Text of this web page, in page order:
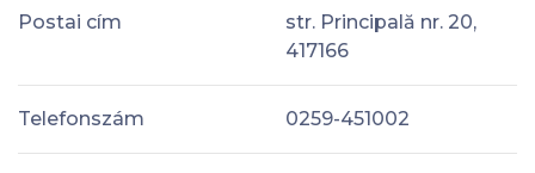
Postai cím
str. Principală nr. 20,
417166
Telefonszám 0259-451002